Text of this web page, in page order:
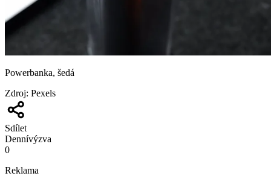
Powerbanka, šedá
Zdroj: Pexels
Sdílet
Dennívýzva
0
Reklama